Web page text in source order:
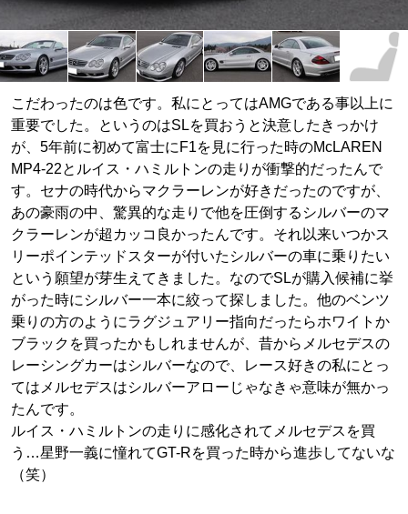
こだわったのは色です。私にとってはAMGである事以上に
重要でした。というのはSLを買おうと決意したきっかけ
が、5年前に初めて富士にF1を見に行った時のMcLAREN
MP4-22とルイス・ハミルトンの走りが衝撃的だったんで
す。セナの時代からマクラーレンが好きだったのですが、
あの豪雨の中、驚異的な走りで他を圧倒するシルバーのマ
クラーレンが超カッコ良かったんです。それ以来いつかス
リーポインテッドスターが付いたシルバーの車に乗りたい
という願望が芽生えてきました。なのでSLが購入候補に挙
がった時にシルバー一本に絞って探しました。他のベンツ
乗りの方のようにラグジュアリー指向だったらホワイトか
ブラックを買ったかもしれませんが、昔からメルセデスの
レーシングカーはシルバーなので、レース好きの私にとっ
てはメルセデスはシルバーアローじゃなきゃ意味が無かっ
たんです。
ルイス・ハミルトンの走りに感化されてメルセデスを買
う…星野一義に憧れてGT-Rを買った時から進歩してないな
（笑）